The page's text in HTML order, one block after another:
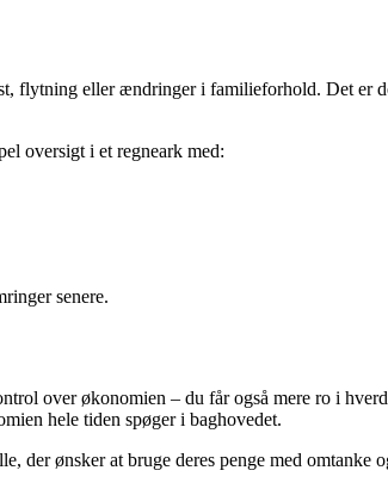
flytning eller ændringer i familieforhold. Det er
oversigt i et regneark med:
senere.
over økonomien – du får også mere ro i
hele tiden spøger i baghovedet.
ønsker at bruge deres penge med omtanke